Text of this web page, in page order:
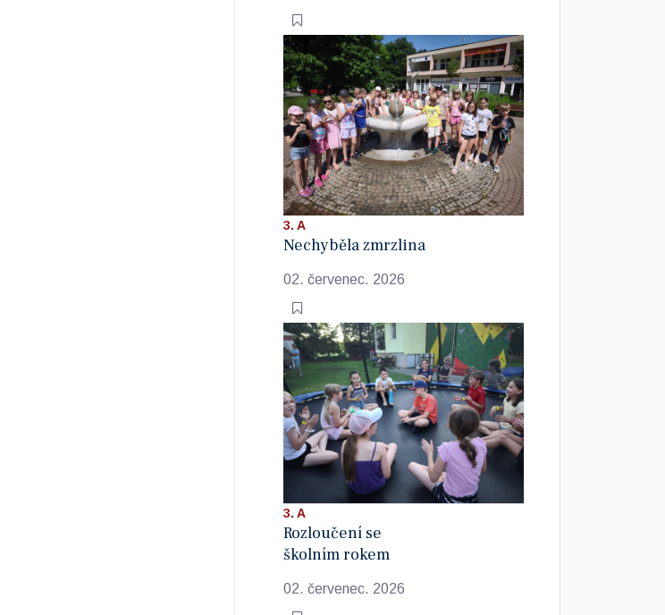
3. A
Nechyběla zmrzlina
02. červenec. 2026
3. A
Rozloučení se
školním rokem
02. červenec. 2026